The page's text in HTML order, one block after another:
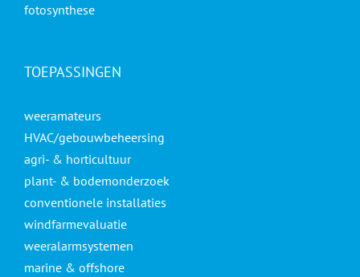
fotosynthese
TOEPASSINGEN
weeramateurs
HVAC/gebouwbeheersing
agri- & horticultuur
plant- & bodemonderzoek
conventionele installaties
windfarmevaluatie
weeralarmsystemen
marine & offshore